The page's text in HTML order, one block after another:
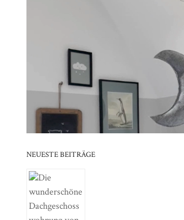
⠀⠀⠀⠀⠀⠀⠀⠀⠀⠀⠀⠀⠀⠀⠀⠀⠀⠀⠀⠀⠀⠀
⠀⠀⠀⠀⠀⠀⠀⠀⠀⠀⠀⠀⠀⠀⠀⠀⠀⠀⠀⠀⠀⠀
NEUESTE BEITRÄGE